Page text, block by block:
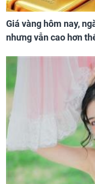
Giá vàng hôm nay,
nhưng vẫn cao hơn